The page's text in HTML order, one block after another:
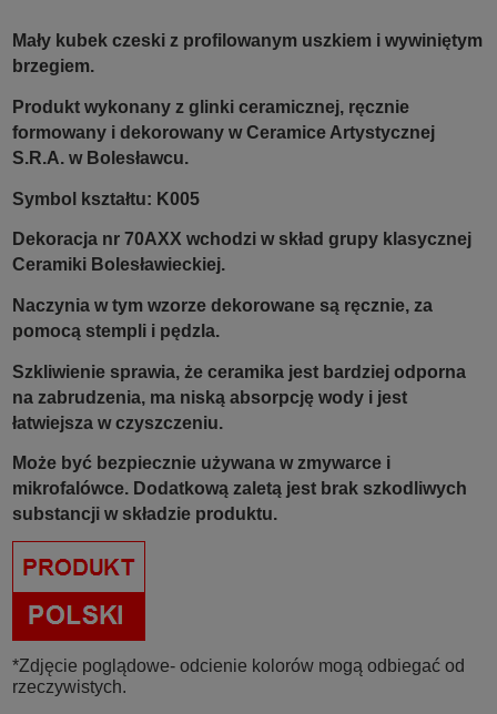
Mały kubek czeski z profilowanym uszkiem i wywiniętym
brzegiem.
Produkt wykonany z glinki ceramicznej, ręcznie
formowany i dekorowany w Ceramice Artystycznej
S.R.A. w Bolesławcu.
Symbol kształtu: K005
Dekoracja nr 70AXX wchodzi w skład grupy klasycznej
Ceramiki Bolesławieckiej.
Naczynia w tym wzorze dekorowane są ręcznie, za
pomocą stempli i pędzla.
Szkliwienie sprawia, że ceramika jest bardziej odporna
na zabrudzenia, ma niską absorpcję wody i jest
łatwiejsza w czyszczeniu.
Może być bezpiecznie używana w zmywarce i
mikrofalówce. Dodatkową zaletą jest brak szkodliwych
substancji w składzie produktu.
*Zdjęcie poglądowe- odcienie kolorów mogą odbiegać od
rzeczywistych.